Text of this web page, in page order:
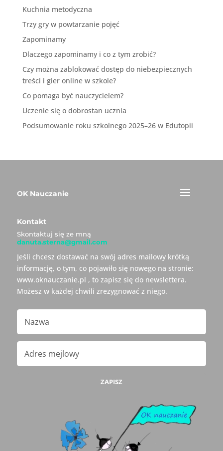
Kuchnia metodyczna
Trzy gry w powtarzanie pojęć
Zapominamy
Dlaczego zapominamy i co z tym zrobić?
Czy można zablokować dostęp do niebezpiecznych
treści i gier online w szkole?
Co pomaga być nauczycielem?
Uczenie się o dobrostan ucznia
Podsumowanie roku szkolnego 2025–26 w Edutopii
OK Nauczanie
Kontakt
Skontaktuj się ze mną
danuta.sterna@gmail.com
Jeśli chcesz dostawać na swój adres mailowy krótką
informację, o tym, co pojawiło się nowego na stronie:
www.oknauczanie.pl , to zapisz się do newslettera.
Możesz w każdej chwili zrezygnować z niego.
ZAPISZ